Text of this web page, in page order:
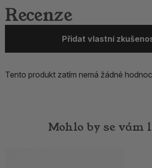
Recenze
Přidat vlastní
Tento produkt zatím nemá žádné
Mohlo by se vám